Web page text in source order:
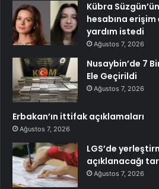
Kübra
hesabına erişim
yardım istedi
Ağustos 7, 2026
Nusaybin’de 7
Ele Geçirildi
Ağustos 7, 2026
Erbakan’ın ittifak açıklamaları
Ağustos 7, 2026
LGS’de
açıklanacağı
Ağustos 7, 2026